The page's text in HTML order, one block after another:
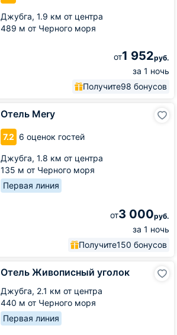
Джубга, 1.9 км от центра
489 м от Черного моря
от1 952руб.
за 1 ночь
Получите98 бонусов
Отель Mery
7.2 6 оценок гостей
Джубга, 1.8 км от центра
135 м от Черного моря
Первая линия
от3 000руб.
за 1 ночь
Получите150 бонусов
Отель Живописный уголок
Джубга, 2.1 км от центра
440 м от Черного моря
Первая линия